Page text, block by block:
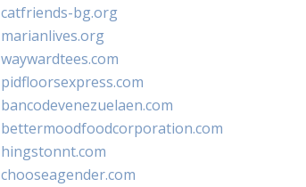
catfriends-bg.org
marianlives.org
waywardtees.com
pidfloorsexpress.com
bancodevenezuelaen.com
bettermoodfoodcorporation.com
hingstonnt.com
chooseagender.com